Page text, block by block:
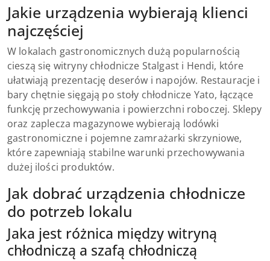
Jakie urządzenia wybierają klienci
najczęściej
W lokalach gastronomicznych dużą popularnością
cieszą się witryny chłodnicze Stalgast i Hendi, które
ułatwiają prezentację deserów i napojów. Restauracje i
bary chętnie sięgają po stoły chłodnicze Yato, łączące
funkcję przechowywania i powierzchni roboczej. Sklepy
oraz zaplecza magazynowe wybierają lodówki
gastronomiczne i pojemne zamrażarki skrzyniowe,
które zapewniają stabilne warunki przechowywania
dużej ilości produktów.
Jak dobrać urządzenia chłodnicze
do potrzeb lokalu
Jaka jest różnica między witryną
chłodniczą a szafą chłodniczą